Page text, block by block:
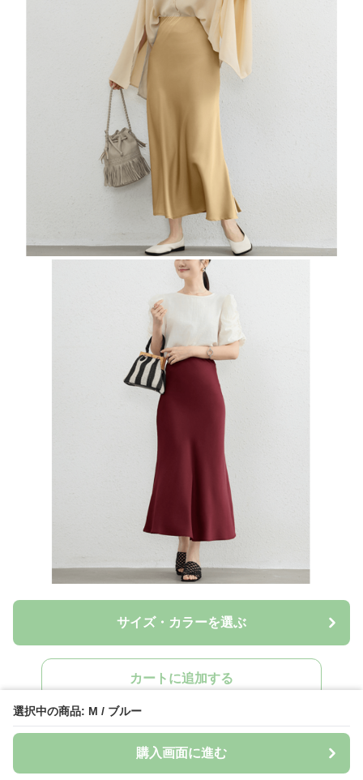
選択中の商品: M / ブルー
購入画面に進む
サイズ・カラーを選ぶ
カートに追加する
ワンピース